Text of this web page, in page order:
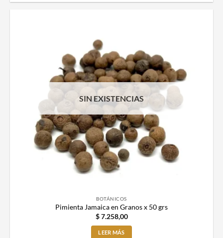
SIN EXISTENCIAS
BOTÁNICOS
Pimienta Jamaica en Granos x 50 grs
$7.258,00
LEER MÁS